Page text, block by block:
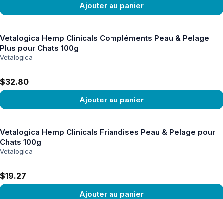
Ajouter au panier
Vetalogica Hemp Clinicals Compléments Peau & Pelage
Plus pour Chats 100g
Vetalogica
$32.80
Ajouter au panier
Vetalogica Hemp Clinicals Friandises Peau & Pelage pour
Chats 100g
Vetalogica
$19.27
Ajouter au panier